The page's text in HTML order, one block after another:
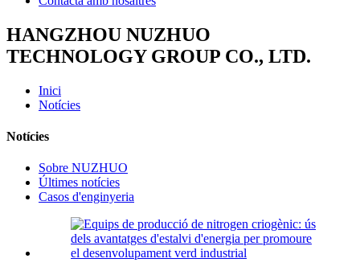
HANGZHOU NUZHUO
TECHNOLOGY GROUP CO., LTD.
Inici
Notícies
Notícies
Sobre NUZHUO
Últimes notícies
Casos d'enginyeria